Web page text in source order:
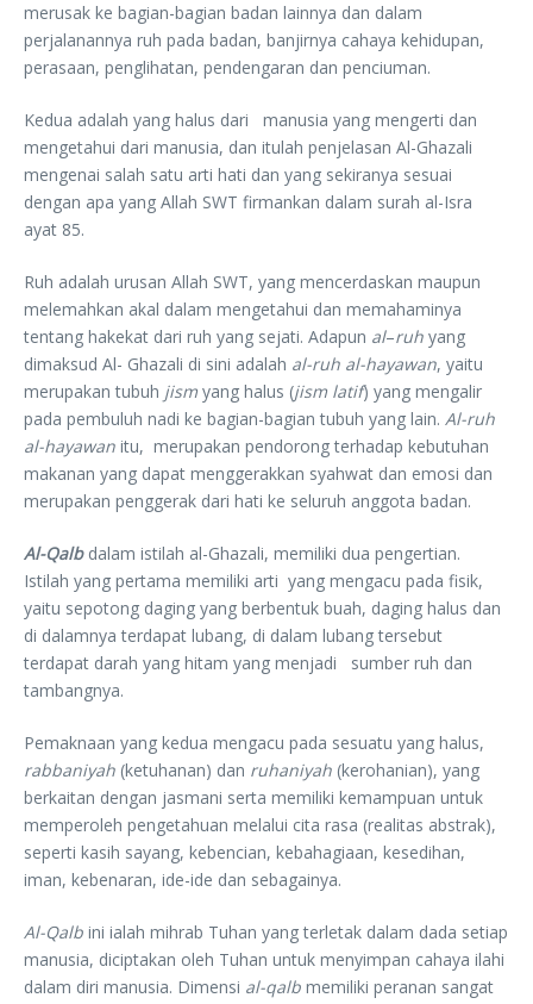
merusak ke bagian-bagian badan lainnya dan dalam
perjalanannya ruh pada badan, banjirnya cahaya kehidupan,
perasaan, penglihatan, pendengaran dan penciuman.
Kedua adalah yang halus dari manusia yang mengerti dan
mengetahui dari manusia, dan itulah penjelasan Al-Ghazali
mengenai salah satu arti hati dan yang sekiranya sesuai
dengan apa yang Allah SWT firmankan dalam surah al-Isra
ayat 85.
Ruh adalah urusan Allah SWT, yang mencerdaskan maupun
melemahkan akal dalam mengetahui dan memahaminya
tentang hakekat dari ruh yang sejati. Adapun al–ruh yang
dimaksud Al- Ghazali di sini adalah al-ruh al-hayawan, yaitu
merupakan tubuh jism yang halus (jism latif) yang mengalir
pada pembuluh nadi ke bagian-bagian tubuh yang lain. Al-ruh
al-hayawan itu, merupakan pendorong terhadap kebutuhan
makanan yang dapat menggerakkan syahwat dan emosi dan
merupakan penggerak dari hati ke seluruh anggota badan.
Al-Qalbdalam istilah al-Ghazali, memiliki dua pengertian.
Istilah yang pertama memiliki arti yang mengacu pada fisik,
yaitu sepotong daging yang berbentuk buah, daging halus dan
di dalamnya terdapat lubang, di dalam lubang tersebut
terdapat darah yang hitam yang menjadi sumber ruh dan
tambangnya.
Pemaknaan yang kedua mengacu pada sesuatu yang halus,
rabbaniyah (ketuhanan) dan ruhaniyah (kerohanian), yang
berkaitan dengan jasmani serta memiliki kemampuan untuk
memperoleh pengetahuan melalui cita rasa (realitas abstrak),
seperti kasih sayang, kebencian, kebahagiaan, kesedihan,
iman, kebenaran, ide-ide dan sebagainya.
Al-Qalb ini ialah mihrab Tuhan yang terletak dalam dada setiap
manusia, diciptakan oleh Tuhan untuk menyimpan cahaya ilahi
dalam diri manusia. Dimensi al-qalb memiliki peranan sangat